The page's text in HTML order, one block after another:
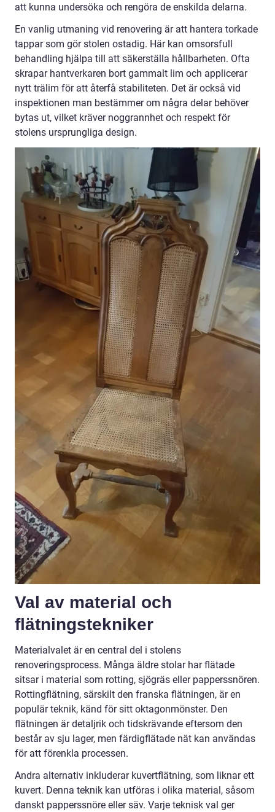
att kunna undersöka och rengöra de enskilda delarna.
En vanlig utmaning vid renovering är att hantera torkade
tappar som gör stolen ostadig. Här kan omsorsfull
behandling hjälpa till att säkerställa hållbarheten. Ofta
skrapar hantverkaren bort gammalt lim och applicerar
nytt trälim för att återfå stabiliteten. Det är också vid
inspektionen man bestämmer om några delar behöver
bytas ut, vilket kräver noggrannhet och respekt för
stolens ursprungliga design.
Val av material och
flätningstekniker
Materialvalet är en central del i stolens
renoveringsprocess. Många äldre stolar har flätade
sitsar i material som rotting, sjögräs eller papperssnören.
Rottingflätning, särskilt den franska flätningen, är en
populär teknik, känd för sitt oktagonmönster. Den
flätningen är detaljrik och tidskrävande eftersom den
består av sju lager, men färdigflätade nät kan användas
för att förenkla processen.
Andra alternativ inkluderar kuvertflätning, som liknar ett
kuvert. Denna teknik kan utföras i olika material, såsom
danskt papperssnöre eller säv. Varje teknisk val ger